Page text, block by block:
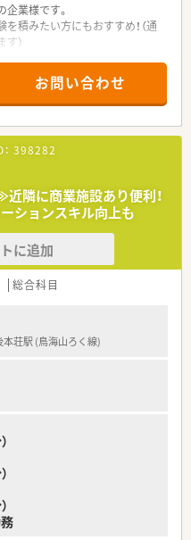
方には、多くのチャンスがござ
る環境となります。新規OPEN
能となります。
ご希望があれば複数店舗の掛け
の希望についても、柔軟に対応
て、まずは店舗の管理薬剤師様
学び、フランチャイズ契約では
ます。独立後も経営面でのご相
ループ研修会への参加も可能で
康診断の費用負担、お薬代のサ
、保養施設・ホテルの優待、時短
厚生もご用意されています。
た福利厚生の元働きたい方
業様です。
積みたい方にもおすすめ！（通
）
お問い合わせ
398282
隣に商業施設あり便利！
ションスキル向上も
に追加
総合科目
荘駅 (鳥海山ろく線)